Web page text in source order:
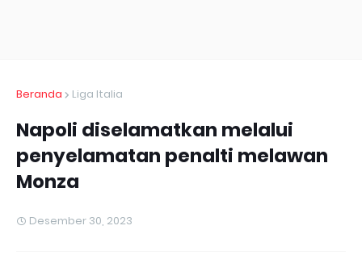
Beranda Liga Italia
Napoli diselamatkan melalui
penyelamatan penalti melawan
Monza
Desember 30, 2023